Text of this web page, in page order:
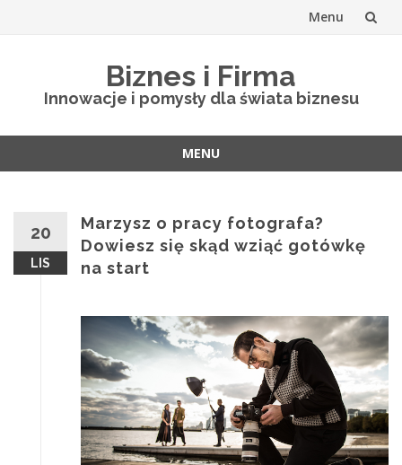
Menu
Biznes i Firma
Innowacje i pomysły dla świata biznesu
MENU
20
LIS
Marzysz o pracy fotografa?
Dowiesz się skąd wziąć gotówkę
na start